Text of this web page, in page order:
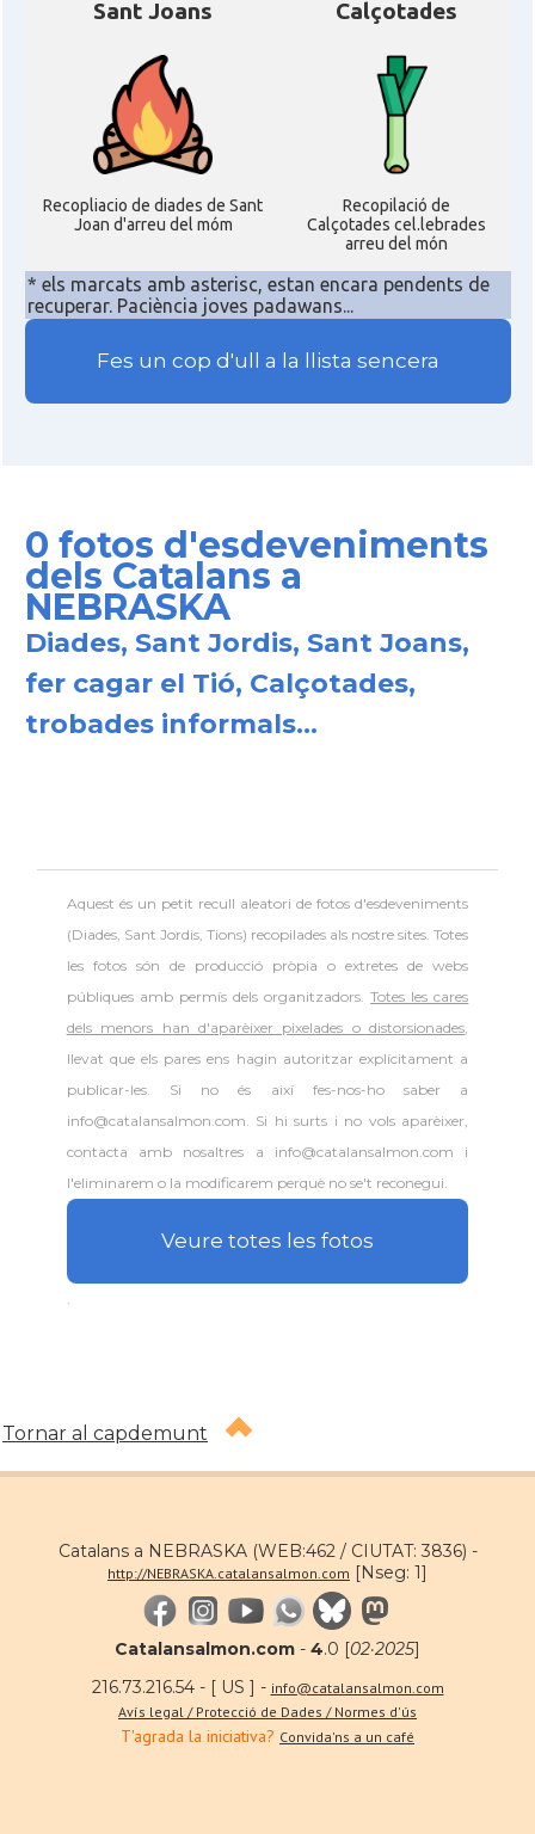
Consolat Consolat general a Chicago
Consolat
Consolat Consolat general a Los Angeles
Consolat Consolat general a Miami
Consolat Consolat general a San Francisco
Ambaixada
Ambaixada espanyola a Estats Units
d'Amèrica
* + ambaixades i consolats
Sant Joans
Recopliacio de diades de Sant
Joan d'arreu del móm
Calçotades
Recopilació de
Calçotades cel.lebrades
arreu del món
* els marcats amb asterisc, estan encara pendents de
recuperar. Paciència joves padawans...
Fes un cop d'ull a la llista sencera
0 fotos d'esdeveniments
dels Catalans a
NEBRASKA
Diades, Sant Jordis, Sant Joans,
fer cagar el Tió, Calçotades,
trobades informals...
Aquest és un petit recull aleatori defotos d'esdeveniments
(Diades, Sant Jordis, Tions) recopilades als nostre sites. Totes
les fotos són de producció pròpia o extretes de webs
públiques amb permís dels organitzadors.Totes les cares
dels menors han d'aparèixer pixelades o distorsionades,
llevat que els pares ens hagin autoritzar explícitament a
publicar-les. Si no és així fes-nos-ho saber a
info@catalansalmon.com. Si hi surts i no vols aparèixer,
contacta amb nosaltres a info@catalansalmon.com i
l'eliminarem o la modificarem perquè no se't reconegui.
Veure totes les fotos
Tornar al capdemunt
Catalans a NEBRASKA (WEB:462 / CIUTAT: 3836) -
http://NEBRASKA.catalansalmon.com [Nseg: 1]
Catalansalmon.com - 4.0 [02·2025]
216.73.216.54 - [ US ] - info@catalansalmon.com
Avís legal / Protecció de Dades / Normes d'ús
T'agrada la iniciativa? Convida'ns a un café